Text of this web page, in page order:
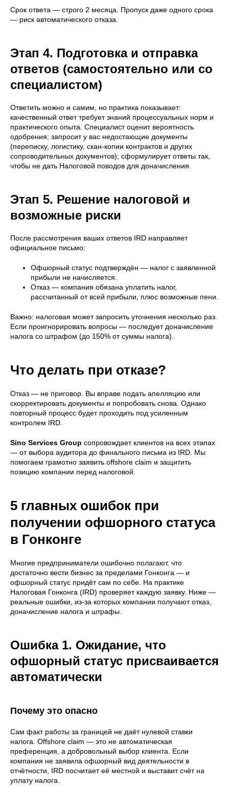
Срок ответа — строго 2 месяца. Пропуск даже одного срока
— риск автоматического отказа.
Этап 4. Подготовка и отправка
ответов (самостоятельно или со
специалистом)
Ответить можно и самим, но практика показывает:
качественный ответ требует знаний процессуальных норм и
практического опыта. Специалист оценит вероятность
одобрения; запросит у вас недостающие документы
(переписку, логистику, скан-копии контрактов и других
сопроводительных документов); сформулирует ответы так,
чтобы не дать Налоговой поводов для доначисления.
Этап 5. Решение налоговой и
возможные риски
После рассмотрения ваших ответов IRD направляет
официальное письмо:
Офшорный статус подтверждён — налог с заявленной
прибыли не начисляется.
Отказ — компания обязана уплатить налог,
рассчитанный от всей прибыли, плюс возможные пени.
Важно: налоговая может запросить уточнения несколько раз.
Если проигнорировать вопросы — последует доначисление
налога со штрафом (до 150% от суммы налога).
Что делать при отказе?
Отказ — не приговор. Вы вправе подать апелляцию или
скорректировать документы и попробовать снова. Однако
повторный процесс будет проходить под усиленным
контролем IRD.
Sino Services Group сопровождает клиентов на всех этапах
— от выбора аудитора до финального письма из IRD. Мы
помогаем грамотно заявить offshore claim и защитить
позицию компании перед налоговой.
5 главных ошибок при
получении офшорного статуса
в Гонконге
Многие предприниматели ошибочно полагают, что
достаточно вести бизнес за пределами Гонконга — и
офшорный статус придёт сам по себе. На практике
Налоговая Гонконга (IRD) проверяет каждую заявку. Ниже —
реальные ошибки, из-за которых компании получают отказ,
доначисление налога и штрафы.
Ошибка 1. Ожидание, что
офшорный статус присваивается
автоматически
Почему это опасно
Сам факт работы за границей не даёт нулевой ставки
налога. Offshore claim — это не автоматическая
преференция, а добровольный выбор клиента. Если
компания не заявила офшорный вид деятельности в
отчётности, IRD посчитает её местной и выставит счёт на
уплату налога.